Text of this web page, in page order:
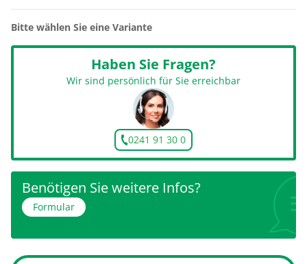
Bitte wählen Sie eine Variante
Haben Sie Fragen?
Wir sind persönlich für Sie erreichbar
0241 91 30 0
Benötigen Sie weitere Infos?
Formular